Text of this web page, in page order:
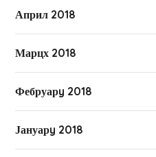
Април 2018
Марцх 2018
Фебруарy 2018
Јануарy 2018